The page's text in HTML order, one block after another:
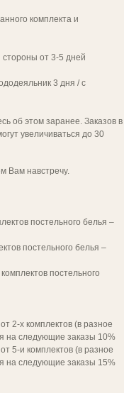
комплекта и
стороны от 3-5 дней
3 дня / с
об этом заранее. Заказов в
увеличиваться до 30
Вам навстречу.
постельного белья –
постельного белья –
постельного
2-х комплектов (в разное
на следующие заказы 10%
5-и комплектов (в разное
на следующие заказы 15%